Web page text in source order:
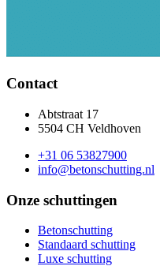
Contact
Abtstraat 17
5504 CH Veldhoven
+31 06 53827900
info@betonschutting.nl
Onze schuttingen
Betonschutting
Standaard schutting
Luxe schutting